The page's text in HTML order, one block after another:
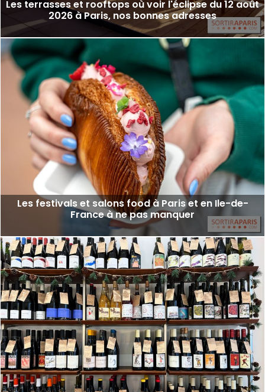
Les terrasses et rooftops où voir l'éclipse du 12 août
2026 à Paris, nos bonnes adresses
Les festivals et salons food à Paris et en Ile-de-
France à ne pas manquer